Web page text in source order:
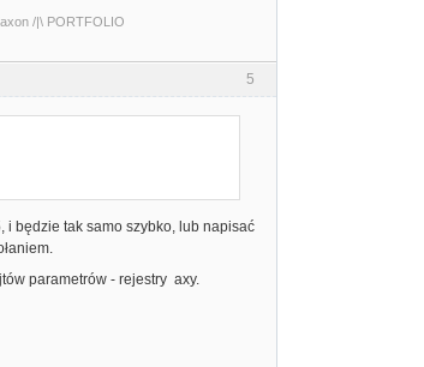
/|\ PORTFOLIO
5
i będzie tak samo szybko, lub napisać
parametrów - rejestry axy.